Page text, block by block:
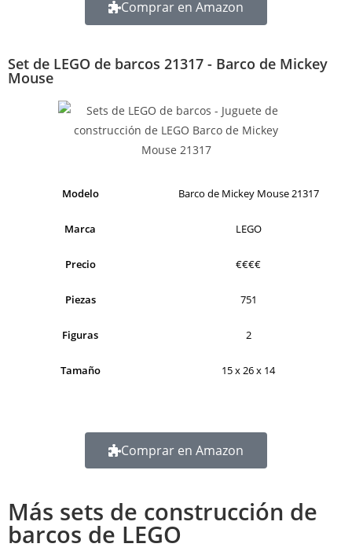
Comprar en Amazon
Set de LEGO de barcos 21317 - Barco de Mickey
Mouse
Modelo Barco de Mickey Mouse 21317
Marca LEGO
Precio €€€€
Piezas 751
Figuras 2
Tamaño 15 x 26 x 14
Comprar en Amazon
Más sets de construcción de
barcos de LEGO